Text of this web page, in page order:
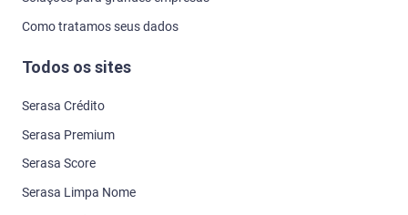
Como tratamos seus dados
Todos os sites
Serasa Crédito
Serasa Premium
Serasa Score
Serasa Limpa Nome